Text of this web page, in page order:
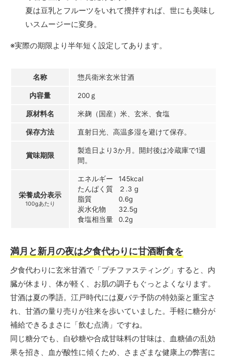
夏は豆乳とフルーツをいれて攪拌すれば、世にも美味し
いスムージーに変身。
※実際の期限より半年短く設定してあります。
名称 惣兵衛米玄米甘酒
内容量 200ｇ
原材料名 米麹（国産）米、玄米、食塩
保存方法 直射日光、高温多湿を避けて保存。
賞味期限
製造日より3か月。開封後は冷蔵庫で1週
間。
栄養成分表示
100gあたり
エネルギー
145kcal
たんぱく質
２.3 g
脂質
0.6g
炭水化物
32.5g
食塩相当量
0.2g
満月と新月の夜は夕食代わりに甘酒断食を
夕食代わりに玄米甘酒で「プチファスティング」すると、内
臓が休まり、体が軽く、お肌の調子もぐっとよくなります。
甘酒は夏の季語。江戸時代には夏バテ予防の特効薬と重宝さ
れ、甘酒の量り売りが往来を歩いていました。手軽に糖分が
補給できるまさに「飲む点滴」ですね。
同じ糖分でも、白砂糖や合成甘味料の甘味は、血糖値の乱効
果を招き、血が酸性に傾くため、さまざまな健康上の弊害に